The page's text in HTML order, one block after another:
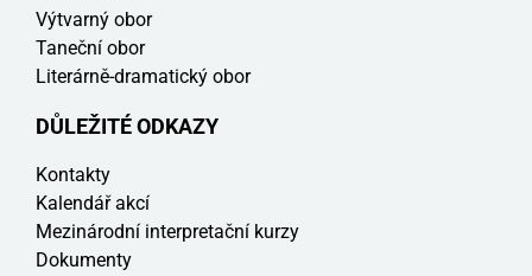
Výtvarný obor
Taneční obor
Literárně-dramatický obor
DŮLEŽITÉ ODKAZY
Kontakty
Kalendář akcí
Mezinárodní interpretační kurzy
Dokumenty